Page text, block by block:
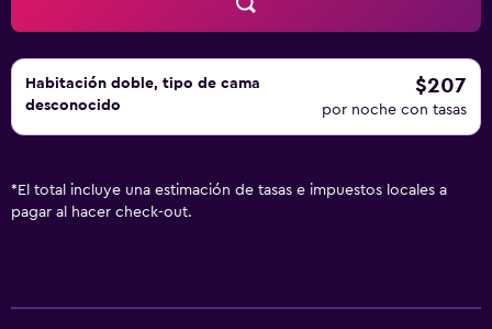
Habitación doble, tipo de cama
desconocido
$207
por noche con tasas
* El total incluye una estimación de tasas e impuestos locales a
pagar al hacer check-out.